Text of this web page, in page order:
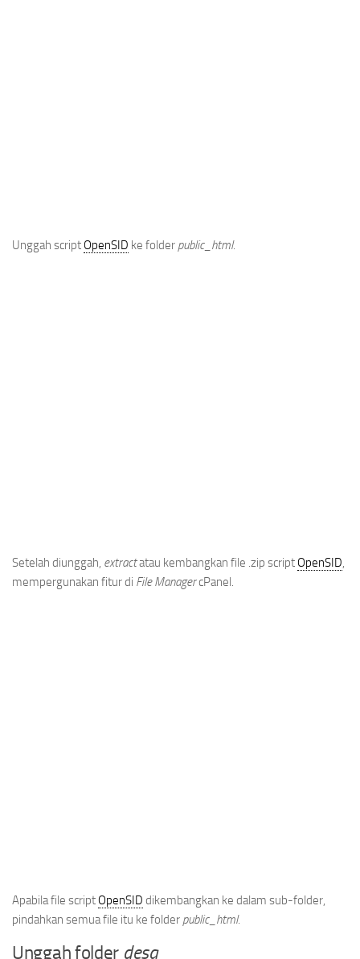
Unggah script OpenSID ke folder public_html.
Setelah diunggah, extractatau kembangkan file .zip script OpenSID,
mempergunakan fitur di File ManagercPanel.
Apabila file script OpenSID dikembangkan ke dalam sub-folder,
pindahkan semua file itu ke folder public_html.
Unggah folder desa